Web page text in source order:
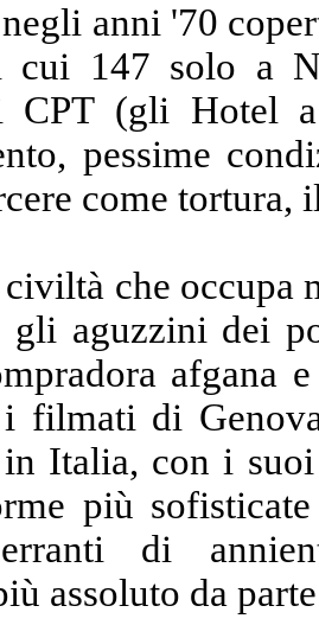
negli anni '70
cui 147 solo a
CPT (gli Hotel
pessime
come tortura,
che occupa
aguzzini dei
afgana
filmati di
Italia, con i
più
di
assoluto da